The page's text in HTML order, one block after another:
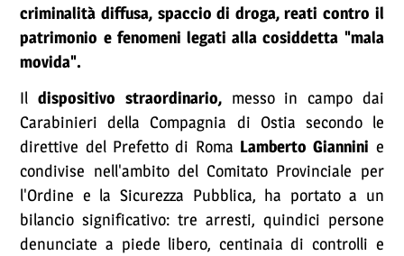
criminalità diffusa, spaccio di droga, reati contro il
patrimonio e fenomeni legati alla cosiddetta "mala
movida".
Il dispositivo straordinario, messo in campo dai
Carabinieri della Compagnia di Ostia secondo le
direttive del Prefetto di Roma Lamberto Giannini e
condivise nell'ambito del Comitato Provinciale per
l'Ordine e la Sicurezza Pubblica, ha portato a un
bilancio significativo: tre arresti, quindici persone
denunciate a piede libero, centinaia di controlli e